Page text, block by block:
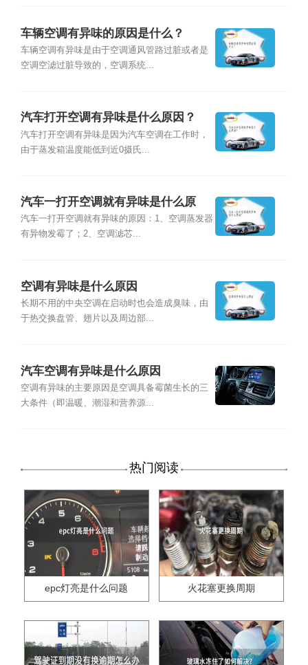
车辆空调有异味的原因是什么？
车辆空调有异味是由于空调通风管路过脏或者是
空调空滤过脏导致的，空调系统...
汽车打开空调有异味是什么原因？
汽车打开空调有异味是因为汽车空调在工作时，
由于蒸发箱温度能低到近0摄氏...
汽车一打开空调就有异味是什么原
因？
汽车一打开空调就有异味的原因：1、空调蒸发器
有异物发霉了；2、空调滤芯...
空调有异味是什么原因
长期不用的中央空调在启动时也会造成臭味，由
于热交换盘管、翅片以及周边部...
汽车空调有异味是什么原因
空调有异味的主要原因是空调具备霉菌生长的三
大条件（即温暖、潮湿和营养源...
热门阅读
epc灯亮是什么问题 火花塞更换周期